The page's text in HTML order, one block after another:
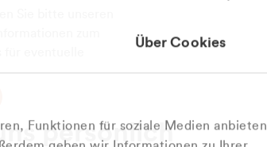
Über Cookies
Funktionen für soziale Medien anbieten
eventuelle
persönlich